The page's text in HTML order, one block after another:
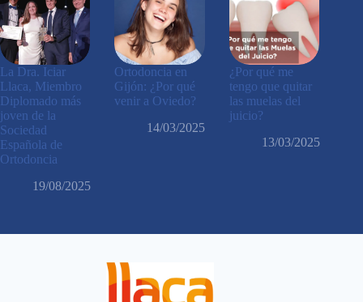
La Dra. Iciar
Llaca, Miembro
Diplomado más
joven de la
Sociedad
Española de
Ortodoncia
19/08/2025
Ortodoncia en
Gijón: ¿Por qué
venir a Oviedo?
14/03/2025
¿Por qué me
tengo que quitar
las muelas del
juicio?
13/03/2025